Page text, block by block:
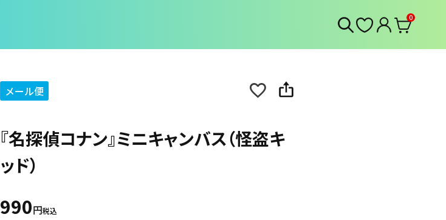
0
メール便
『名探偵コナン』ミニキャンバス（怪盗キ
ッド）
990 税込